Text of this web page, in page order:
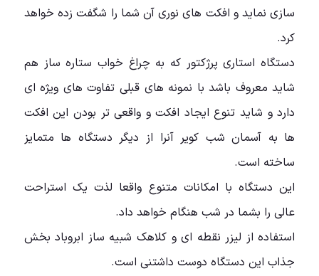
سازی نماید و افکت های نوری آن شما را شگفت زده خواهد
کرد.
دستگاه استاری پرژکتور که به چراغ خواب ستاره ساز هم
شاید معروف باشد با نمونه های قبلی تفاوت های ویژه ای
دارد و شاید تنوع ایجاد افکت و واقعی تر بودن این افکت
ها به آسمان شب کویر آنرا از دیگر دستگاه ها متمایز
ساخته است.
این دستگاه با امکانات متنوع واقعا لذت یک استراحت
عالی را بشما در شب هنگام خواهد داد.
استفاده از لیزر نقطه ای و کلاهک شبیه ساز ابروباد بخش
جذاب این دستگاه دوست داشتنی است.